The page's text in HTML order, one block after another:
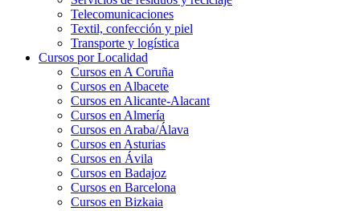
Telecomunicaciones
Textil, confección y piel
Transporte y logística
Cursos por Localidad
Cursos en A Coruña
Cursos en Albacete
Cursos en Alicante-Alacant
Cursos en Almería
Cursos en Araba/Álava
Cursos en Asturias
Cursos en Ávila
Cursos en Badajoz
Cursos en Barcelona
Cursos en Bizkaia